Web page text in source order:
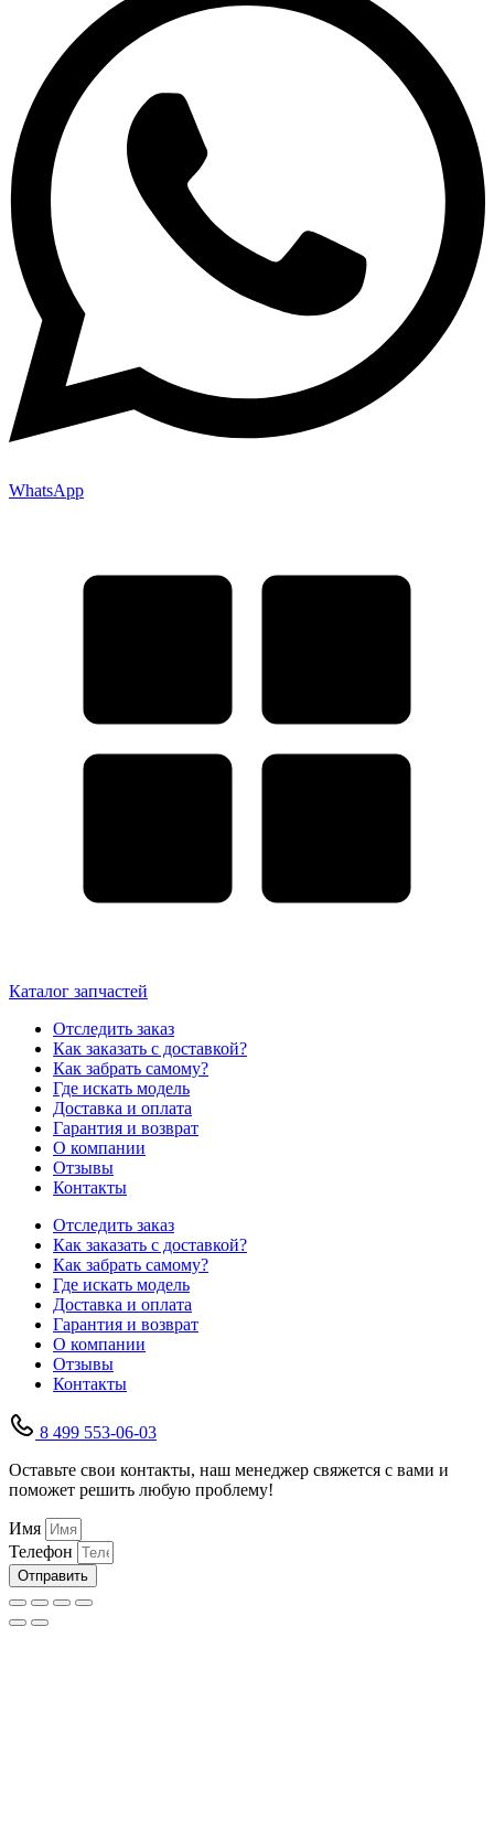
WhatsApp
Каталог запчастей
Отследить заказ
Как заказать с доставкой?
Как забрать самому?
Где искать модель
Доставка и оплата
Гарантия и возврат
О компании
Отзывы
Контакты
Отследить заказ
Как заказать с доставкой?
Как забрать самому?
Где искать модель
Доставка и оплата
Гарантия и возврат
О компании
Отзывы
Контакты
8 499 553-06-03
Оставьте свои контакты, наш менеджер свяжется с вами и
поможет решить любую проблему!
Имя
Телефон
Отправить